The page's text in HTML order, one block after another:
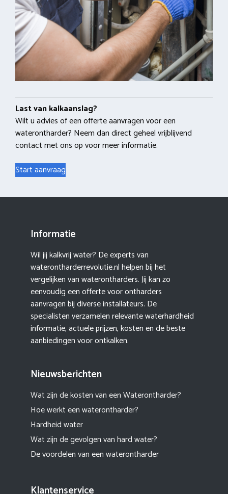
Last van kalkaanslag?
Wilt u advies of een offerte aanvragen voor een
waterontharder? Neem dan direct geheel vrijblijvend
contact met ons op voor meer informatie.
Start aanvraag
Informatie
Wil jij kalkvrij water? De experts van
waterontharderrevolutie.nl helpen bij het
vergelijken van waterontharders. Jij kan zo
eenvoudig een offerte voor ontharders
aanvragen bij diverse installateurs. De
specialisten verzamelen relevante waterhardheid
informatie, actuele prijzen, kosten en de beste
aanbiedingen voor ontkalken.
Nieuwsberichten
Wat zijn de kosten van een Waterontharder?
Hoe werkt een waterontharder?
Hardheid water
Wat zijn de gevolgen van hard water?
De voordelen van een waterontharder
Klantenservice